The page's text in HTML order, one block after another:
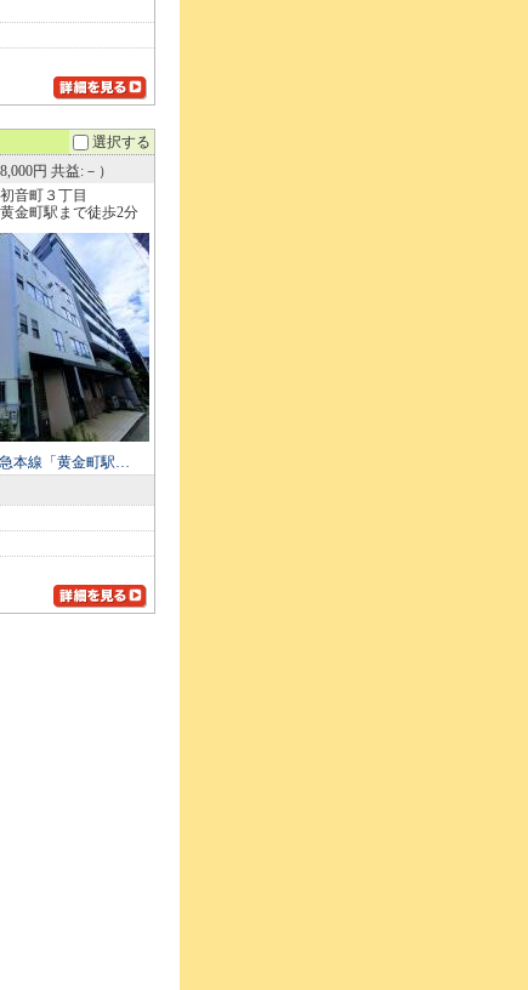
選択する
円 共益:－）
音町３丁目
金町駅まで徒歩2分
本線「黄金町駅…